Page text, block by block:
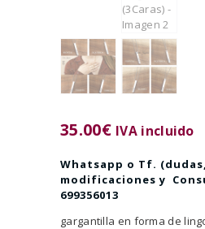
35.00€ IVA incluido
Whatsapp o Tf. (dudas,
modificaciones y
699356013
gargantilla en forma de